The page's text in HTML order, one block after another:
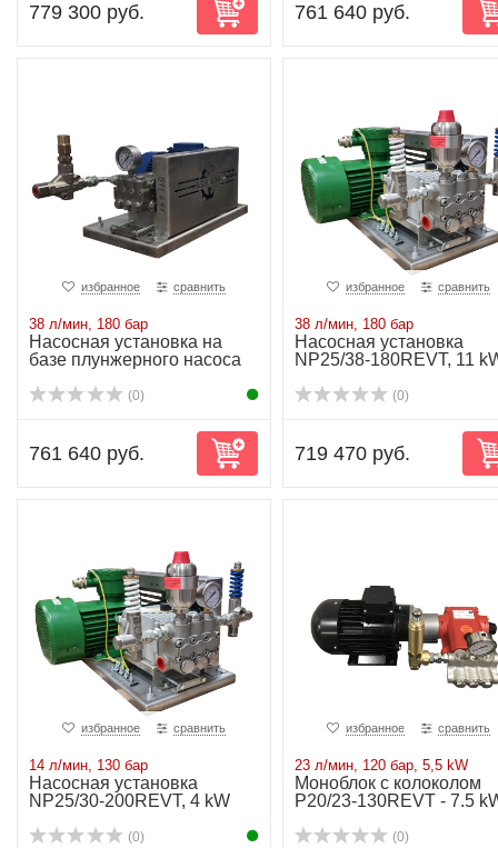
779 300 руб. 761 640 руб.
избранное сравнить
38 л/мин, 180 бар
Насосная установка на
базе плунжерного насоса
(0)
761 640 руб.
избранное сравнить
38 л/мин, 180 бар
Насосная установка
NP25/38-180REVT, 11
(0)
719 470 руб.
избранное сравнить
14 л/мин, 130 бар
Насосная установка
NP25/30-200REVT, 4 kW
(0)
избранное сравнить
23 л/мин, 120 бар, 5,5 kW
Моноблок с колоколом
P20/23-130REVT - 7.5
(0)